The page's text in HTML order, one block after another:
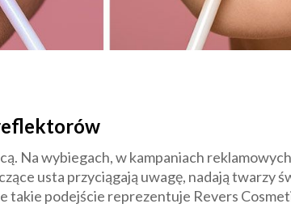
Na wybiegach, w kampaniach
usta przyciągają uwagę, nadają twarzy
takie podejście reprezentuje Revers